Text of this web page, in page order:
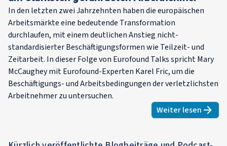
In den letzten zwei Jahrzehnten haben die europäischen
Arbeitsmärkte eine bedeutende Transformation
durchlaufen, mit einem deutlichen Anstieg nicht-
standardisierter Beschäftigungsformen wie Teilzeit- und
Zeitarbeit. In dieser Folge von Eurofound Talks spricht Mary
McCaughey mit Eurofound-Experten Karel Fric, um die
Beschäftigungs- und Arbeitsbedingungen der verletzlichsten
Arbeitnehmer zu untersuchen.
Weiter lesen
about